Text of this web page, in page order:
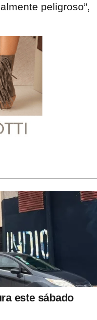
peligroso”,
este sábado